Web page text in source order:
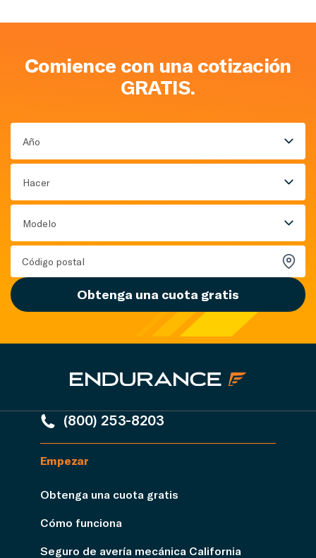
Comience con una cotización
GRATIS.
Año
Hacer
Modelo
Obtenga una cuota gratis
(800) 253-8203
Empezar
Obtenga una cuota gratis
Cómo funciona
Seguro de avería mecánica California